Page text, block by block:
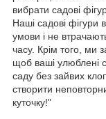
вибрати садові
Наші садові фігури
умови і не
часу. Крім того, ми
щоб ваші улюблені
саду без зайвих
створити
куточку!"